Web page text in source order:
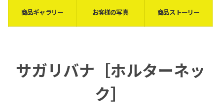
商品ギャラリー お客様の写真 商品ストーリー
サガリバナ［ホルターネッ
ク］